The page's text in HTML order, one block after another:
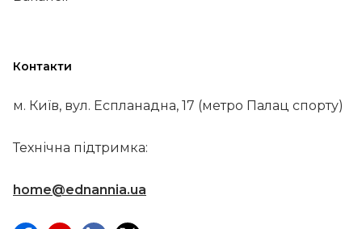
Контакти
м. Київ, вул. Еспланадна, 17 (метро Палац спорту)
Технічна підтримка:
home@ednannia.ua